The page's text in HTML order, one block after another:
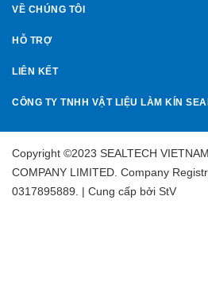
VỀ CHÚNG TÔI
HỖ TRỢ
LIÊN KẾT
CÔNG TY TNHH VẬT LIỆU LÀM KÍN
Copyright ©2023 SEALTECH
COMPANY LIMITED. Company
0317895889. | Cung cấp bởi StV